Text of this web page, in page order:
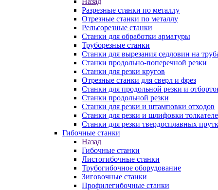
Разрезные станки по металлу
Отрезные станки по металлу
Рельсорезные станки
Станки для обработки арматуры
Труборезные станки
Станки для вырезания седловин на
Станки продольно-поперечной резки
Станки для резки кругов
Отрезные станки для сверл и фрез
Станки для продольной резки и
Станки продольной резки
Станки для резки и штамповки отходов
Станки для резки и шлифовки
Станки для резки твердосплавных
Гибочные станки
Назад
Гибочные станки
Листогибочные станки
Трубогибочное оборудование
Зиговочные станки
Профилегибочные станки